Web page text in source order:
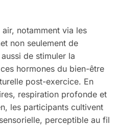
air, notamment via les
non seulement de
de stimuler la
hormones du bien-être
post-exercice. En
respiration profonde et
les participants cultivent
perceptible au fil